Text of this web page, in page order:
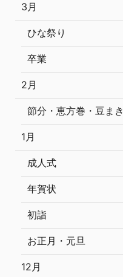
3月
ひな祭り
卒業
2月
節分・恵方巻・豆まき
1月
成人式
年賀状
初詣
お正月・元旦
12月